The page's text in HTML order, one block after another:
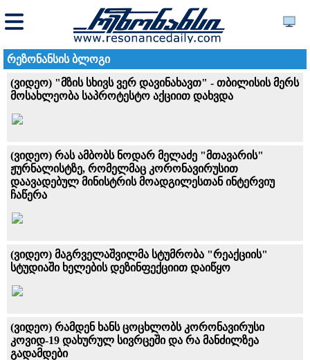
რეზონანსის ბლოგი
(ვიდეო) "მზის სხივს ვერ დავინახავთ" - თბილისის მერს
მოსახლეობა საპროტესტო აქციით დახვდა
(ვიდეო) რას ამბობს ნოდარ მელაძე "მთავარის"
ჟურნალისტზე, რომელმაც კორონავირუსით
დაავადებულ მინისტრის მოადგილესთან ინტერვიუ
ჩაწერა
(ვიდეო) მაგრველაშვილმა სტუმრობა "რეაქციის"
სტუდიაში ხელების დეზინფექციით დაიწყო
(ვიდეო) რამდენ ხანს ცოცხლობს კორონავირუსი
კოვიდ-19 დახურულ სივრცეში და რა მანძილზეა
გადამდები